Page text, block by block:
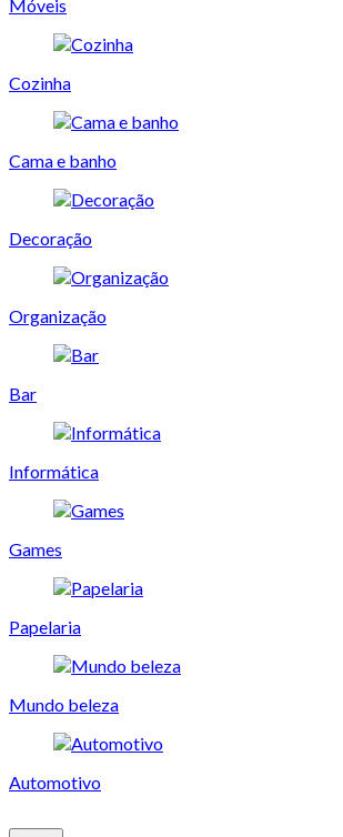
Móveis
Cozinha
Cama e banho
Decoração
Organização
Bar
Informática
Games
Papelaria
Mundo beleza
Automotivo